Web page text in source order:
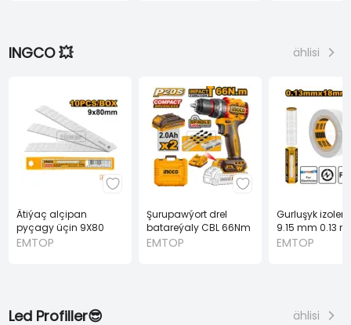
INGCO 💥 ählisi
Ätiýaç alçipan
pyçagy üçin 9X80
mm 10 sany (INGCO)
EMTOP
Şurupawýort drel
batareýaly CBL 66Nm
2.0Ah 2PES A20V
EMTOP
Gurluşyk
9.15 mm 0.13
(INGCO)
EMTOP
Led Profiller😎 ählisi